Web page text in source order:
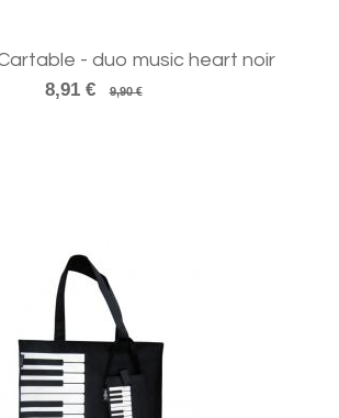
- duo music heart noir
8,91 €
9,90 €